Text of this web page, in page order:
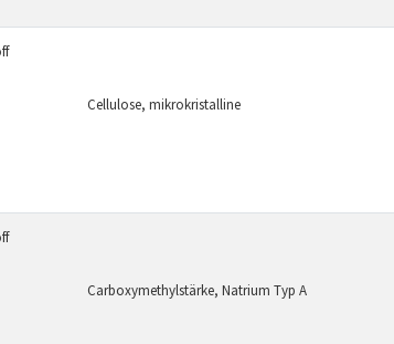
Cellulose, mikrokristalline
Carboxymethylstärke, Natrium Typ A